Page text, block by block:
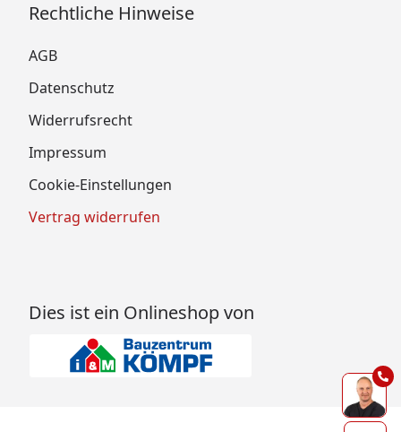
Rechtliche Hinweise
AGB
Datenschutz
Widerrufsrecht
Impressum
Cookie-Einstellungen
Vertrag widerrufen
Dies ist ein Onlineshop von